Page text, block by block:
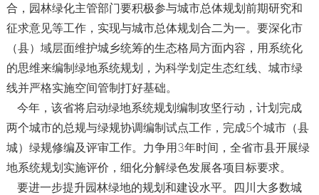
合，园林绿化主管部门要积极参与城市总体规划前期研究和
征求意见等工作，实现与城市总体规划合二为一。要深化市
（县）域层面维护城乡统筹的生态格局方面内容，用系统化
的思维来编制绿地系统规划，为科学划定生态红线、城市绿
线并严格实施空间管制打好基础。
今年，该省将启动绿地系统规划编制攻坚行动，计划完成
两个城市的总规与绿规协调编制试点工作，完成5个城市（县
城）绿规修编及评审工作。力争用3年时间，全省市县开展绿
地系统规划实施评价，细化分解绿色发展各项目标要求。
要进一步提升园林绿地的规划和建设水平。四川大多数城